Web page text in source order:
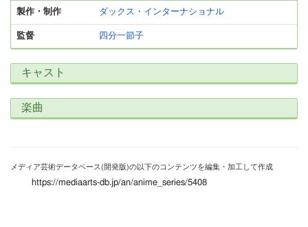
製作・制作 ダックス・インターナショナル
監督 四分一節子
キャスト
楽曲
メディア芸術データベース(開発版)の以下のコンテンツを編集・加工して作成
https://mediaarts-db.jp/an/anime_series/5408